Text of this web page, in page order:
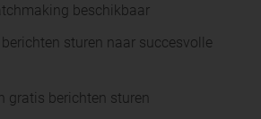
beschikbaar
sturen naar succesvolle
gratis berichten sturen